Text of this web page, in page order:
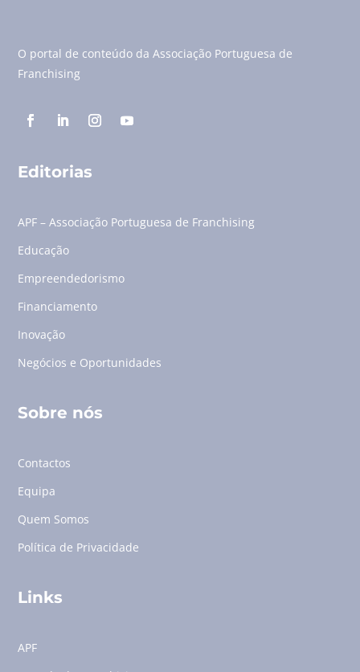
O portal de conteúdo da Associação Portuguesa de
Franchising
Editorias
APF – Associação Portuguesa de Franchising
Educação
Empreendedorismo
Financiamento
Inovação
Negócios e Oportunidades
Sobre nós
Contactos
Equipa
Quem Somos
Política de Privacidade
Links
APF